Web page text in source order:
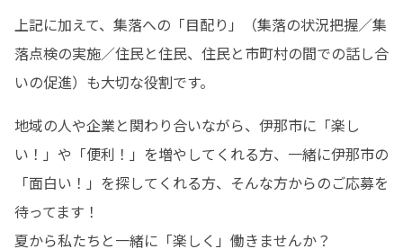
上記に加えて、集落への「目配り」（集落の状況把握／集
落点検の実施／住民と住民、住民と市町村の間での話し合
いの促進）も大切な役割です。
地域の人や企業と関わり合いながら、伊那市に「楽し
い！」や「便利！」を増やしてくれる方、一緒に伊那市の
「面白い！」を探してくれる方、そんな方からのご応募を
待ってます！
夏から私たちと一緒に「楽しく」働きませんか？